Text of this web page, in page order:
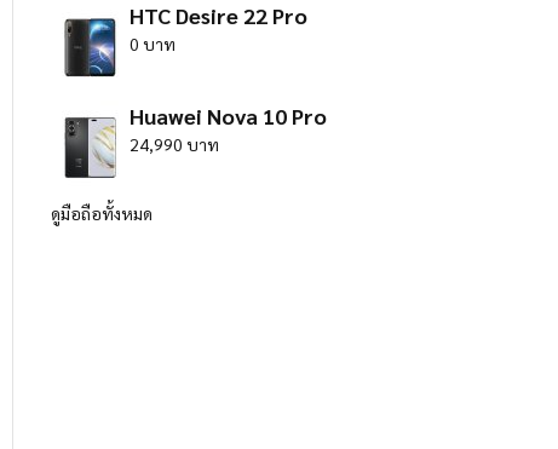
HTC Desire 22 Pro
0 บาท
Huawei Nova 10 Pro
24,990 บาท
ดูมือถือทั้งหมด